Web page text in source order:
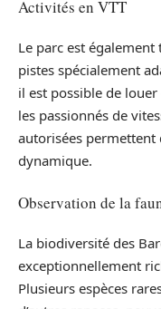
Activités en VTT
Le parc est
pistes spécialement
il est possible de louer
les passionnés de
autorisées permettent
dynamique.
Observation de la
La biodiversité des
exceptionnellement
Plusieurs espèces